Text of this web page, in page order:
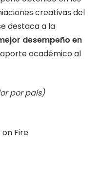
creativas del
destaca a la
desempeño en
académico al
por país)
Fire